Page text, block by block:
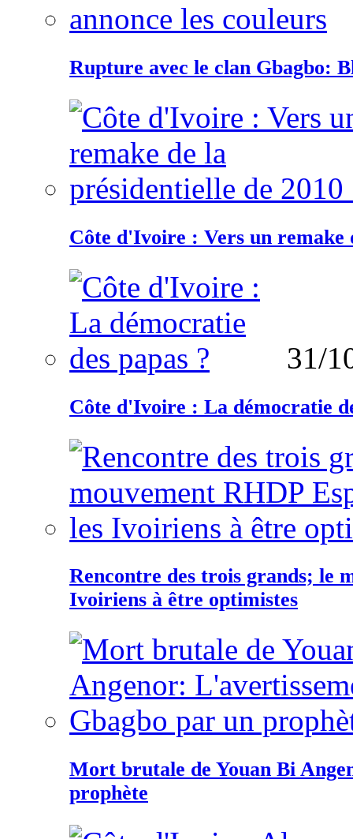
Rupture avec le clan Gbagbo:
Côte d'Ivoire : Vers un remake
31/
Côte d'Ivoire : La démocratie
Rencontre des trois grands; le
Ivoiriens à être optimistes
Mort brutale de Youan Bi
prophète